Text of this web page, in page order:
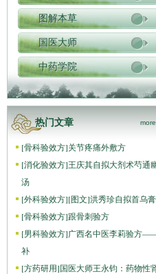
图解本草
国医大师
中药学院
热门文章
[骨科验效方]关节疼痛外敷方
[消化验效方]王庆其自拟大剂术芍通
汤
[外科验效方][图文]洪秀珍自拟首乌
[骨科验效方]跟骨刺验方
[男科验效方]广西名中医李莉验方
补
[方药研用]国医大师王永钧：药物性